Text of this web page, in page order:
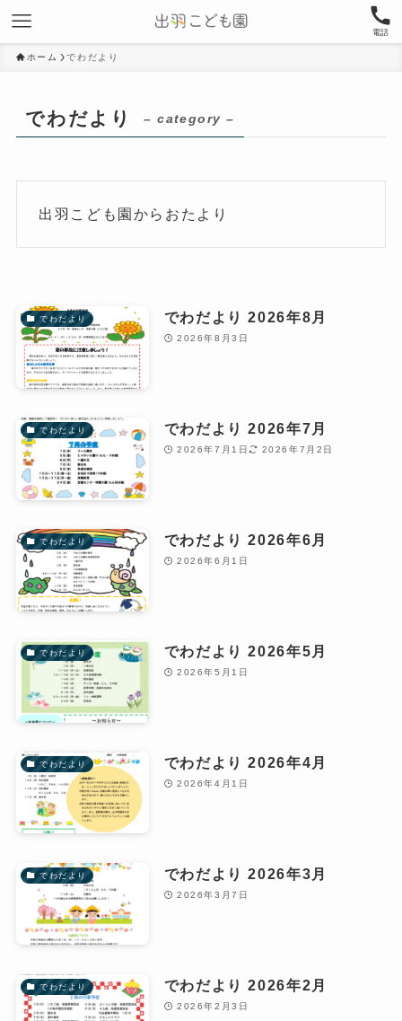
電話
ホーム でわだより
でわだより – category –
出羽こども園からおたより
でわだより でわだより 2026年8月
2026年8月3日
でわだより でわだより 2026年7月
2026年7月1日 2026年7月2日
でわだより でわだより 2026年6月
2026年6月1日
でわだより でわだより 2026年5月
2026年5月1日
でわだより でわだより 2026年4月
2026年4月1日
でわだより でわだより 2026年3月
2026年3月7日
でわだより でわだより 2026年2月
2026年2月3日